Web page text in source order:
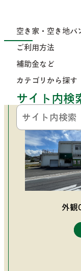
空き家・空き地バ
ご利用方法
補助金など
カテゴリから探す
サイト内検
No.309
公開日：2025年10
外観